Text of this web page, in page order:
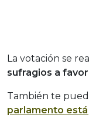
La votación se
sufragios a
También te
parlamento